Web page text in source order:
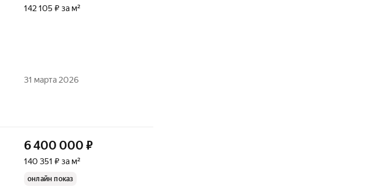
142 105 ₽ за м²
31 марта 2026
6 400 000 ₽
140 351 ₽ за м²
онлайн показ